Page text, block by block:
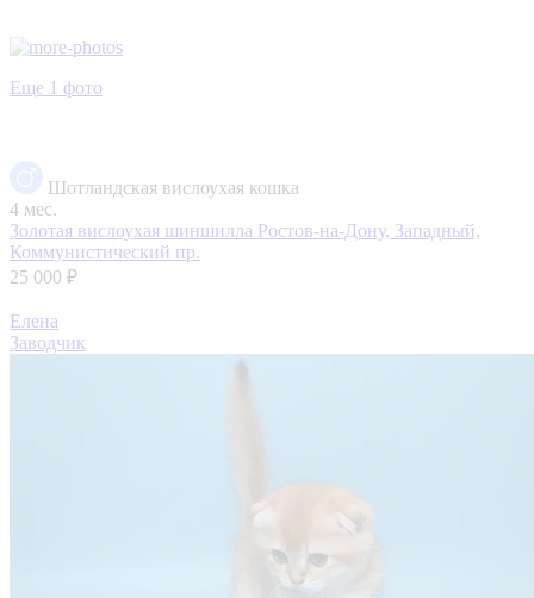
Еще 1 фото
Шотландская вислоухая кошка
4 мес.
Золотая вислоухая шиншилла Ростов-на-Дону, Западный,
Коммунистический пр.
25 000 ₽
Елена
Заводчик